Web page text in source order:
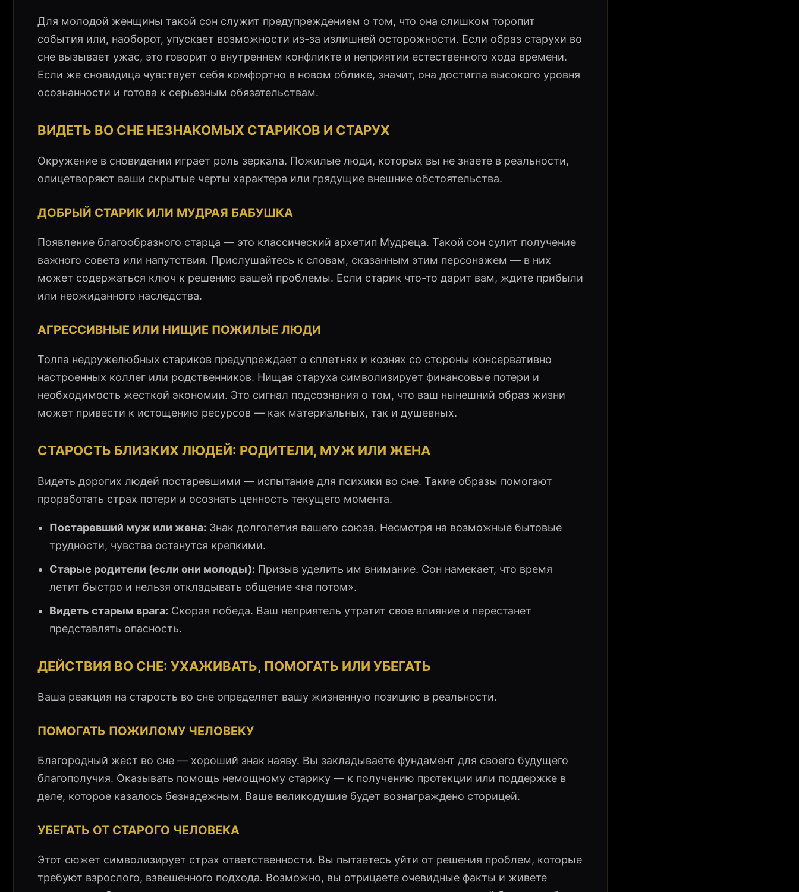
Для молодой женщины такой сон служит предупреждением о том, что она слишком торопит
события или, наоборот, упускает возможности из-за излишней осторожности. Если образ старухи во
сне вызывает ужас, это говорит о внутреннем конфликте и неприятии естественного хода времени.
Если же сновидица чувствует себя комфортно в новом облике, значит, она достигла высокого уровня
осознанности и готова к серьезным обязательствам.
ВИДЕТЬ ВО СНЕ НЕЗНАКОМЫХ СТАРИКОВ И СТАРУХ
Окружение в сновидении играет роль зеркала. Пожилые люди, которых вы не знаете в реальности,
олицетворяют ваши скрытые черты характера или грядущие внешние обстоятельства.
ДОБРЫЙ СТАРИК ИЛИ МУДРАЯ БАБУШКА
Появление благообразного старца — это классический архетип Мудреца. Такой сон сулит получение
важного совета или напутствия. Прислушайтесь к словам, сказанным этим персонажем — в них
может содержаться ключ к решению вашей проблемы. Если старик что-то дарит вам, ждите прибыли
или неожиданного наследства.
АГРЕССИВНЫЕ ИЛИ НИЩИЕ ПОЖИЛЫЕ ЛЮДИ
Толпа недружелюбных стариков предупреждает о сплетнях и кознях со стороны консервативно
настроенных коллег или родственников. Нищая старуха символизирует финансовые потери и
необходимость жесткой экономии. Это сигнал подсознания о том, что ваш нынешний образ жизни
может привести к истощению ресурсов — как материальных, так и душевных.
СТАРОСТЬ БЛИЗКИХ ЛЮДЕЙ: РОДИТЕЛИ, МУЖ ИЛИ ЖЕНА
Видеть дорогих людей постаревшими — испытание для психики во сне. Такие образы помогают
проработать страх потери и осознать ценность текущего момента.
Постаревший муж или жена: Знак долголетия вашего союза. Несмотря на возможные бытовые
трудности, чувства останутся крепкими.
Старые родители (если они молоды): Призыв уделить им внимание. Сон намекает, что время
летит быстро и нельзя откладывать общение «на потом».
Видеть старым врага: Скорая победа. Ваш неприятель утратит свое влияние и перестанет
представлять опасность.
ДЕЙСТВИЯ ВО СНЕ: УХАЖИВАТЬ, ПОМОГАТЬ ИЛИ УБЕГАТЬ
Ваша реакция на старость во сне определяет вашу жизненную позицию в реальности.
ПОМОГАТЬ ПОЖИЛОМУ ЧЕЛОВЕКУ
Благородный жест во сне — хороший знак наяву. Вы закладываете фундамент для своего будущего
благополучия. Оказывать помощь немощному старику — к получению протекции или поддержке в
деле, которое казалось безнадежным. Ваше великодушие будет вознаграждено сторицей.
УБЕГАТЬ ОТ СТАРОГО ЧЕЛОВЕКА
Этот сюжет символизирует страх ответственности. Вы пытаетесь уйти от решения проблем, которые
требуют взрослого, взвешенного подхода. Возможно, вы отрицаете очевидные факты и живете